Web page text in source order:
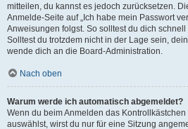
mitteilen, du kannst es jedoch zurücksetzen.
Anmelde-Seite auf „Ich habe mein Passwort
Anweisungen folgst. So solltest du dich
Solltest du trotzdem nicht in der Lage sein,
wende dich an die Board-Administration.
Nach oben
Warum werde ich automatisch abgemeldet?
Wenn du beim Anmelden das
auswählst, wirst du nur für eine Sitzung